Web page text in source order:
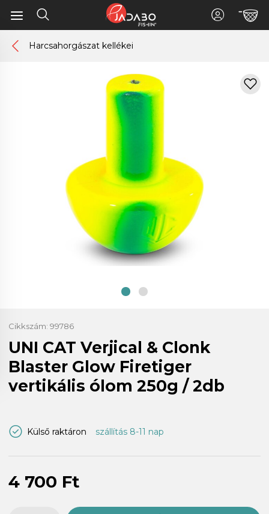
Harcsahorgászat kellékei
Cikkszám: 99786
UNI CAT Verjical & Clonk
Blaster Glow Firetiger
vertikális ólom 250g / 2db
Külső raktáron szállítás 8-11 nap
4 700 Ft